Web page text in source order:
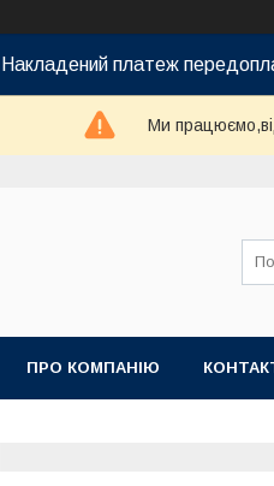
Накладений платеж
Ми
ПРО КОМПАНІЮ